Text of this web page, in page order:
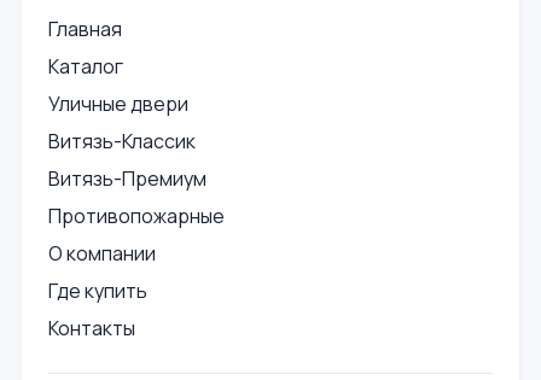
Главная
Каталог
Уличные двери
Витязь-Классик
Витязь-Премиум
Противопожарные
О компании
Где купить
Контакты